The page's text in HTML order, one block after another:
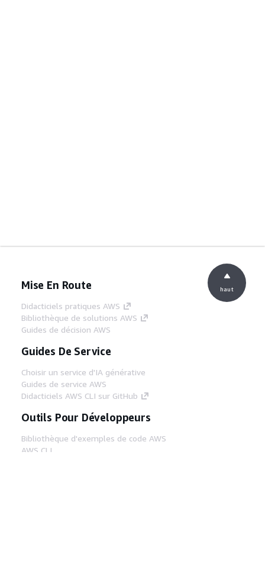
Mise En Route
Didacticiels pratiques AWS
Bibliothèque de solutions AWS
Guides de décision AWS
Guides De Service
Choisir un service d'IA générative
Guides de service AWS
Didacticiels AWS CLI sur GitHub
Outils Pour Développeurs
Bibliothèque d'exemples de code AWS
AWS CLI
haut